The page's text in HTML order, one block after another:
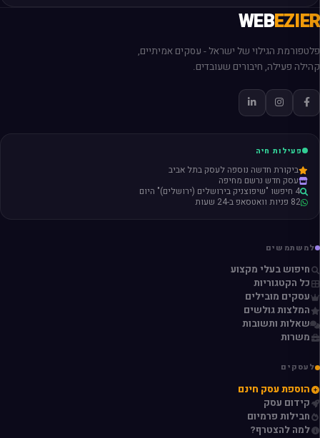
WEBEZIER
פלטפורמת הגילוי של ישראל - עסקים אמיתיים,
קהילה פעילה, חיבורים שעובדים.
פעילות חיה
ביקורת חדשה נוספה לעסק בתל אביב
עסק חדש נרשם מחיפה
4 חיפשו "שיפוצניק בירושלים (ירושלים)" היום
82 פניות וואטסאפ ב-24 שעות
למשתמשים
חיפוש בעלי מקצוע
כל הקטגוריות
עסקים מובילים
המלצות גולשים
שאלות ותשובות
משרות
לעסקים
הוספת עסק חינם
קידום עסק
חבילות פרמיום
למה להצטרף?